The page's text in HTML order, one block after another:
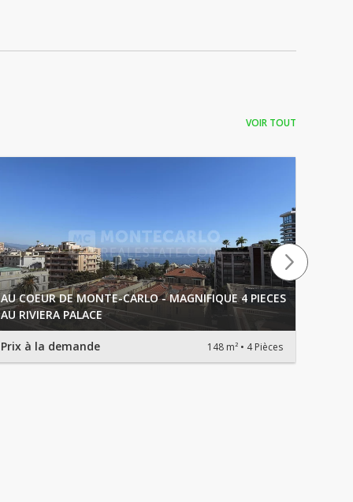
VOIR TOUT
AU COEUR DE MONTE-CARLO - MAGNIFIQUE 4 PIECES
AU RIVIERA PALACE
Prix à la demande 148 m² 4 Pièces